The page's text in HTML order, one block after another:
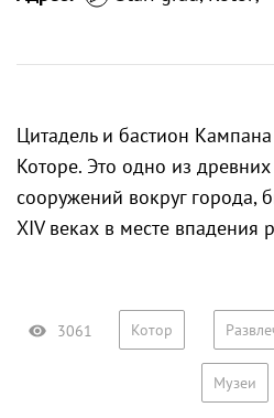
Цитадель и бастион
Которе. Это одно из
сооружений вокруг города,
XIV веках в месте впадения
3061 Котор
Музеи